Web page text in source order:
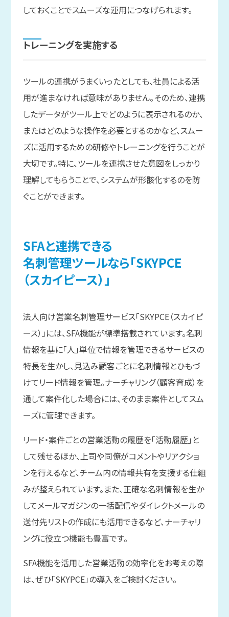
しておくことでスムーズな運用につなげられます。
トレーニングを実施する
ツールの連携がうまくいったとしても、社員による活
用が進まなければ意味がありません。そのため、連携
したデータがツール上でどのように表示されるのか、
またはどのような操作を必要とするのかなど、スムー
ズに活用するための研修やトレーニングを行うことが
大切です。特に、ツールを連携させた意図をしっかり
理解してもらうことで、システムが形骸化するのを防
ぐことができます。
SFAと連携できる
名刺管理ツールなら「SKYPCE
（スカイピース）」
法人向け営業名刺管理サービス「SKYPCE（スカイピ
ース）」には、SFA機能が標準搭載されています。名刺
情報を基に「人」単位で情報を管理できるサービスの
特長を生かし、見込み顧客ごとに名刺情報とひもづ
けてリード情報を管理。ナーチャリング（顧客育成）を
通して案件化した場合には、そのまま案件としてスム
ーズに管理できます。
リード・案件ごとの営業活動の履歴を「活動履歴」と
して残せるほか、上司や同僚がコメントやリアクショ
ンを行えるなど、チーム内の情報共有を支援する仕組
みが整えられています。また、正確な名刺情報を生か
してメールマガジンの一括配信やダイレクトメールの
送付先リストの作成にも活用できるなど、ナーチャリ
ングに役立つ機能も豊富です。
SFA機能を活用した営業活動の効率化をお考えの際
は、ぜひ「SKYPCE」の導入をご検討ください。